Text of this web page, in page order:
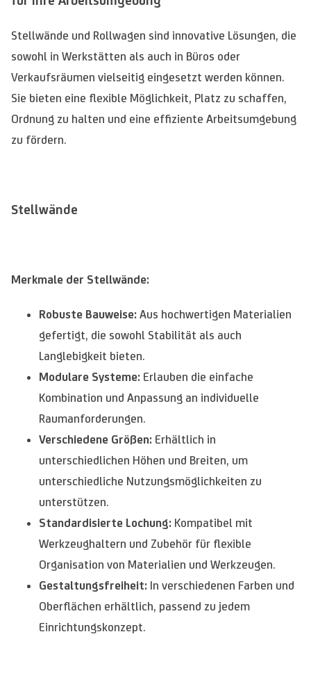
Stellwände und Rollwagen sind innovative Lösungen, die
sowohl in Werkstätten als auch in Büros oder
Verkaufsräumen vielseitig eingesetzt werden können.
Sie bieten eine flexible Möglichkeit, Platz zu schaffen,
Ordnung zu halten und eine effiziente Arbeitsumgebung
zu fördern.
Stellwände
Merkmale der Stellwände:
Robuste Bauweise: Aus hochwertigen Materialien
gefertigt, die sowohl Stabilität als auch
Langlebigkeit bieten.
Modulare Systeme: Erlauben die einfache
Kombination und Anpassung an individuelle
Raumanforderungen.
Verschiedene Größen: Erhältlich in
unterschiedlichen Höhen und Breiten, um
unterschiedliche Nutzungsmöglichkeiten zu
unterstützen.
Standardisierte Lochung: Kompatibel mit
Werkzeughaltern und Zubehör für flexible
Organisation von Materialien und Werkzeugen.
Gestaltungsfreiheit: In verschiedenen Farben und
Oberflächen erhältlich, passend zu jedem
Einrichtungskonzept.